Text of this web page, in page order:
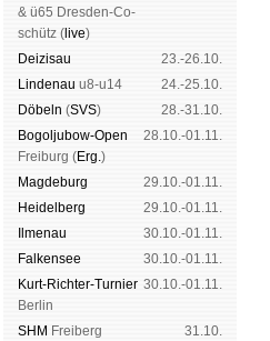
& ü65 Dres­den-Co­
schütz ( live)
Dei­zi­sau
23.-26.10.
Lin­de­nau u8-u14
24.-25.10.
Dö­beln (SVS)
28.-31.10.
Bogoljubow-Open
Frei­burg (Erg.)
28.10.-01.11.
Mag­de­burg
29.10.-01.11.
Hei­del­berg
29.10.-01.11.
Il­me­nau
30.10.-01.11.
Fal­ken­see
30.10.-01.11.
Kurt-Rich­ter-Tur­nier
Ber­lin
30.10.-01.11.
SHM Frei­berg
31.10.